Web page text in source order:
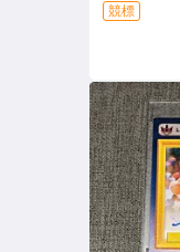
競標